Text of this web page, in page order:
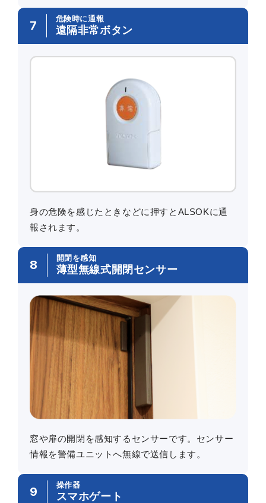
7 危険時に通報
遠隔非常ボタン
身の危険を感じたときなどに押すとALSOKに通
報されます。
8 開閉を感知
薄型無線式開閉センサー
窓や扉の開閉を感知するセンサーです。センサー
情報を警備ユニットへ無線で送信します。
9 操作器
スマホゲート